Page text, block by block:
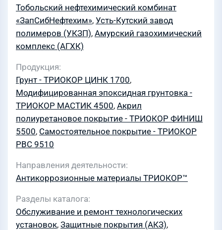
Тобольский нефтехимический комбинат
«ЗапСибНефтехим», Усть-Кутский завод
полимеров (УКЗП), Амурский газохимический
комплекс (АГХК)
Продукция
Грунт - ТРИОКОР ЦИНК 1700,
Модифицированная эпоксидная грунтовка -
ТРИОКОР МАСТИК 4500, Акрил
полиуретановое покрытие - ТРИОКОР ФИНИШ
5500, Самостоятельное покрытие - ТРИОКОР
PBC 9510
Направления деятельности
Антикоррозионные материалы ТРИОКОР™
Разделы каталога
Обслуживание и ремонт технологических
установок, Защитные покрытия (АКЗ),